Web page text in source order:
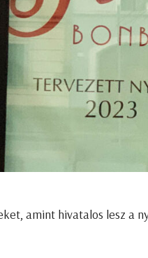
amint hivatalos lesz a